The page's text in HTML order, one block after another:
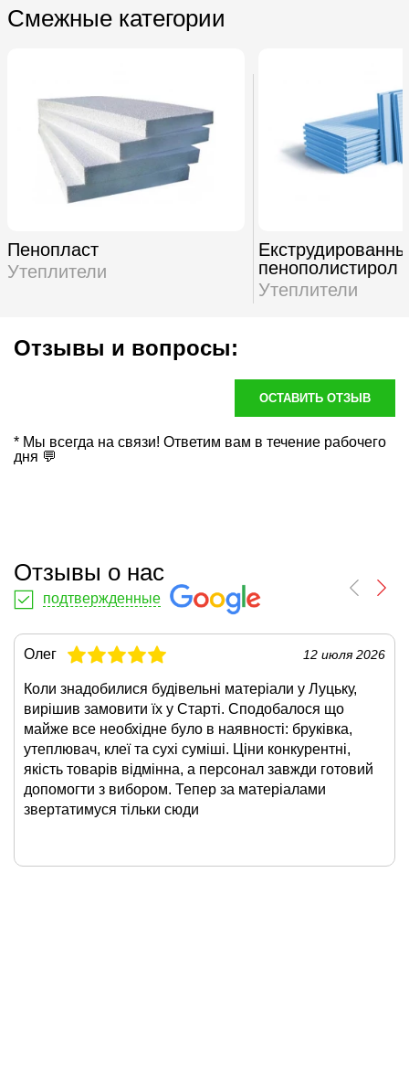
Смежные категории
Пенопласт
Утеплители
пенополистирол
Утеплители
Отзывы и вопросы:
ОСТАВИТЬ ОТЗЫВ
* Мы всегда на связи! Ответим вам в течение рабочего
дня 💬
Отзывы о нас
подтвержденные
Олег 12 июля 2026
Коли знадобилися будівельні матеріали у Луцьку,
вирішив замовити їх у Старті. Сподобалося що
майже все необхідне було в наявності: бруківка,
утеплювач, клеї та сухі суміші. Ціни конкурентні,
якість товарів відмінна, а персонал завжди готовий
допомогти з вибором. Тепер за матеріалами
звертатимуся тільки сюди